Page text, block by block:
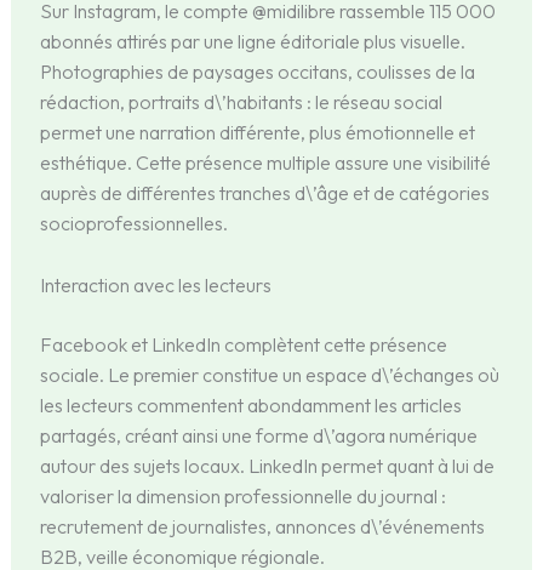
Sur Instagram, le compte @midilibre rassemble 115 000
abonnés attirés par une ligne éditoriale plus visuelle.
Photographies de paysages occitans, coulisses de la
rédaction, portraits d\’habitants : le réseau social
permet une narration différente, plus émotionnelle et
esthétique. Cette présence multiple assure une visibilité
auprès de différentes tranches d\’âge et de catégories
socioprofessionnelles.
Interaction avec les lecteurs
Facebook et LinkedIn complètent cette présence
sociale. Le premier constitue un espace d\’échanges où
les lecteurs commentent abondamment les articles
partagés, créant ainsi une forme d\’agora numérique
autour des sujets locaux. LinkedIn permet quant à lui de
valoriser la dimension professionnelle du journal :
recrutement de journalistes, annonces d\’événements
B2B, veille économique régionale.